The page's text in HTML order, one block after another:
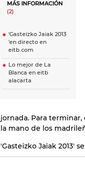
MÁS INFORMACIÓN
(2)
'Gasteizko Jaiak 2013
'en directo en
eitb.com
Lo mejor de La
Blanca en eitb
alacarta
jornada. Para
la mano de los
'Gasteizko Jaiak 2013'